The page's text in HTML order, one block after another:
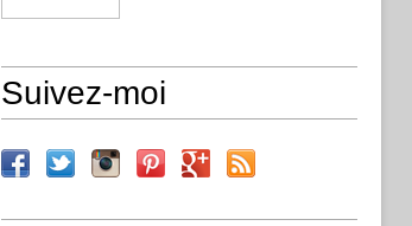
Suivez-moi